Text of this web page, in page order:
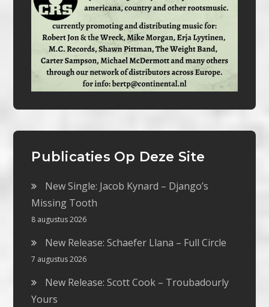
Publicaties Op Deze Site
New Single: Jacob Kynard – Django’s
Missing Tooth
8 augustus 2026
New Release: Schaefer Llana – Full Circle
7 augustus 2026
New Release: Scott Cook – Troubadourly
Yours